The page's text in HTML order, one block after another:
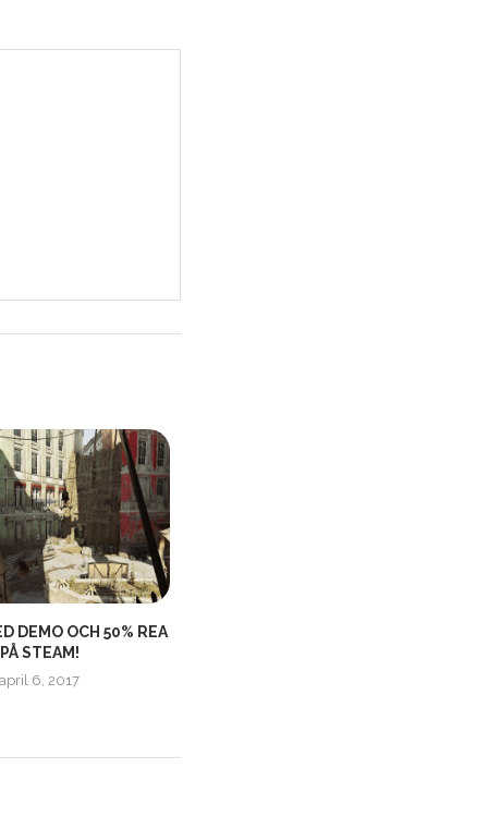
DEMO OCH 50% REA
PÅ STEAM!
april 6, 2017